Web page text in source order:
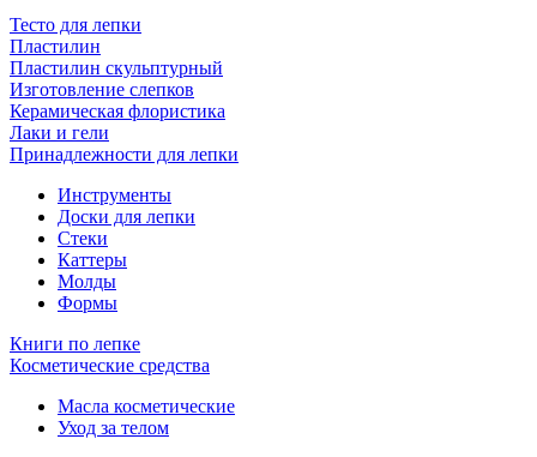
Тесто для лепки
Пластилин
Пластилин скульптурный
Изготовление слепков
Керамическая флористика
Лаки и гели
Принадлежности для лепки
Инструменты
Доски для лепки
Стеки
Каттеры
Молды
Формы
Книги по лепке
Косметические средства
Масла косметические
Уход за телом